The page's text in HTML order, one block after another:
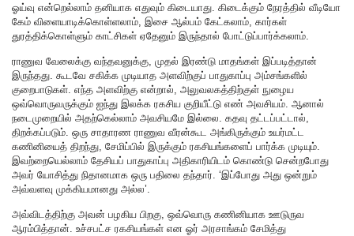
ஓய்வு என்றெல்லாம் தனியாக எதுவும் கிடையாது. கிடைக்கும் நேரத்தில் வீடியோ
கேம் விளையாடிக்கொள்ளலாம், இசை ஆல்பம் கேட்கலாம், கார்கள்
துரத்திக்கொள்ளும் காட்சிகள் ஏதேனும் இருந்தால் போட்டுப்பார்க்கலாம்.
ராணுவ வேலைக்கு வந்தவனுக்கு, முதல் இரண்டு மாதங்கள் இப்படித்தான்
இருந்தது. கூடவே சகிக்க முடியாத அளவிற்குப் பாதுகாப்பு அம்சங்களில்
குறைபாடுகள். எந்த அளவிற்கு என்றால், அலுவலகத்திற்குள் நுழைய
ஒவ்வொருவருக்கும் ஐந்து இலக்க ரகசிய குறியீட்டு எண் அவசியம். ஆனால்
நடைமுறையில் அதற்கெல்லாம் அவசியமே இல்லை. கதவு தட்டப்பட்டால்,
திறக்கப்படும். ஒரு சாதாரண ராணுவ வீரன்கூட அங்கிருக்கும் உயர்மட்ட
கணினியைத் திறந்து, சேமிப்பில் இருக்கும் ரகசியங்களைப் பார்க்க முடியும்.
இவற்றையெல்லாம் தேசியப் பாதுகாப்பு அதிகாரியிடம் கொண்டு சென்றபோது
அவர் யோசித்து நிதானமாக ஒரு பதிலை தந்தார். ‘இப்போது அது ஒன்றும்
அவ்வளவு முக்கியமானது அல்ல’.
அவ்விடத்திற்கு அவன் பழகிய பிறகு, ஒவ்வொரு கணினியாக ஊடுருவ
ஆரம்பித்தான். உச்சபட்ச ரகசியங்கள் என ஓர் அரசாங்கம் சேமித்து